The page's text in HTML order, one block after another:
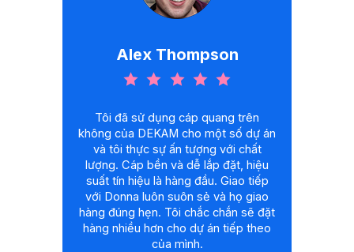
Alex Thompson
Tôi đã sử dụng cáp quang trên
không của DEKAM cho một số dự án
và tôi thực sự ấn tượng với chất
lượng. Cáp bền và dễ lắp đặt, hiệu
suất tín hiệu là hàng đầu. Giao tiếp
với Donna luôn suôn sẻ và họ giao
hàng đúng hẹn. Tôi chắc chắn sẽ đặt
hàng nhiều hơn cho dự án tiếp theo
của mình.